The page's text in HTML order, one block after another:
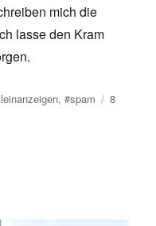
mich die
lasse den Kram
,#spam
8